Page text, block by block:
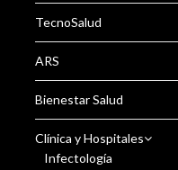
TecnoSalud
ARS
Bienestar Salud
Clínica y Hospitales
Infectología